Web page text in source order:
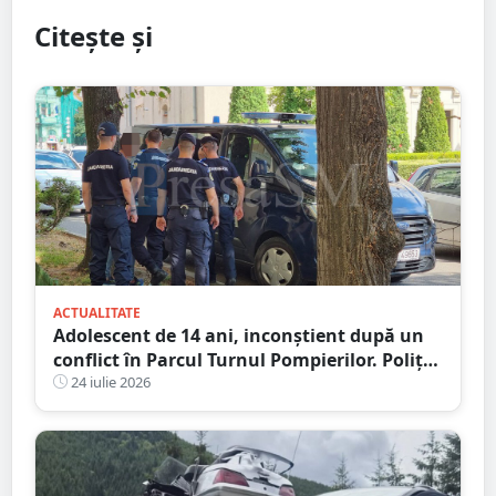
Citește și
ACTUALITATE
Adolescent de 14 ani, inconștient după un
conflict în Parcul Turnul Pompierilor. Poliția
a deschis dosar penal
24 iulie 2026